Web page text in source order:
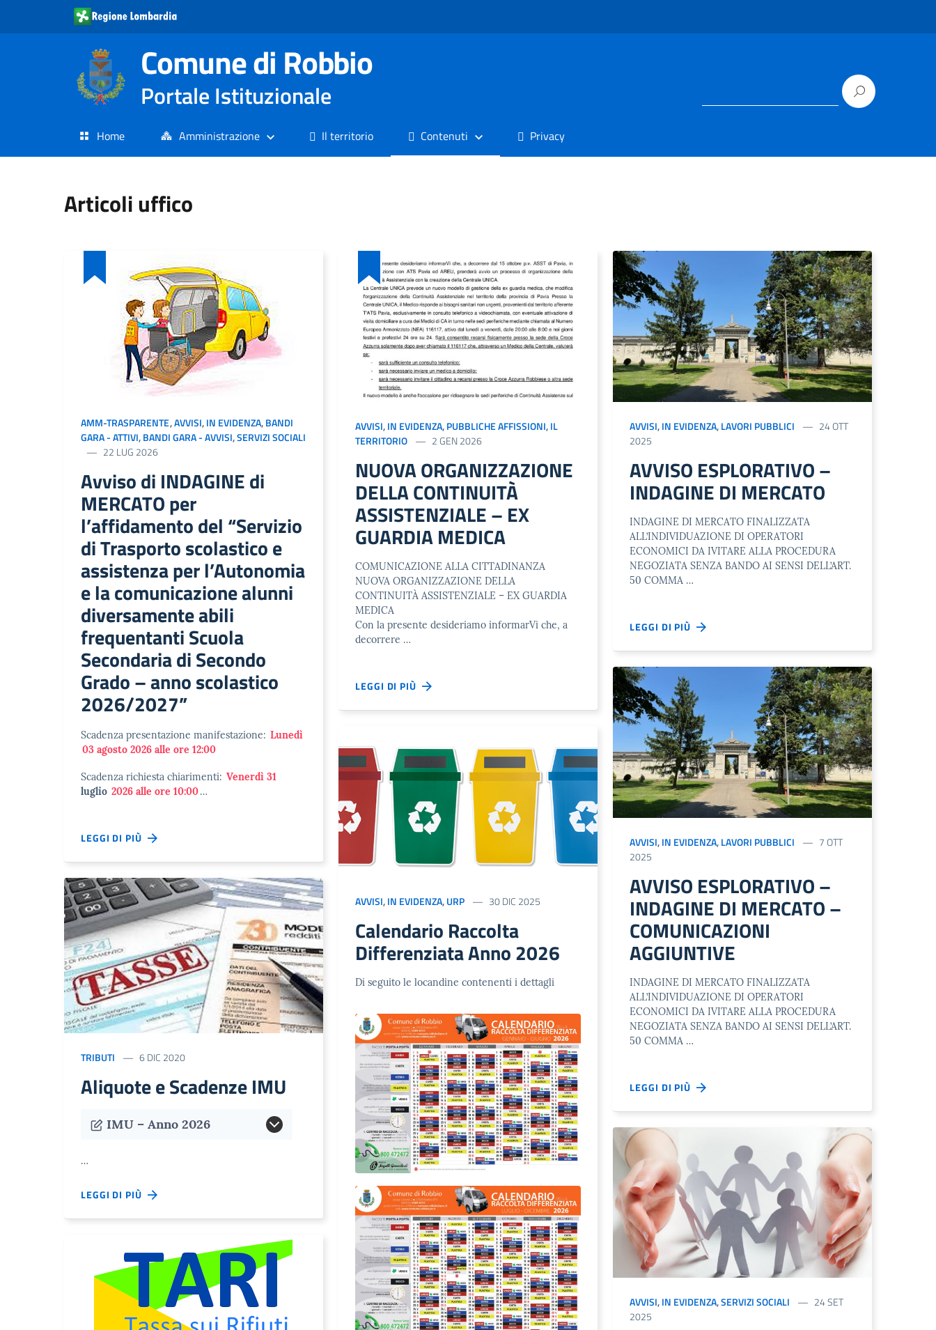
Comune di Robbio
Portale Istituzionale
Home Amministrazione Il territorio Contenuti Privacy
Articoli uffico
AMM-TRASPARENTE,AVVISI,IN EVIDENZA,BANDI
GARA - ATTIVI,BANDI GARA - AVVISI,SERVIZI SOCIALI
22 LUG 2026
Avviso di INDAGINE di
MERCATO per
l’affidamento del “Servizio
di Trasporto scolastico e
assistenza per l’Autonomia
e la comunicazione alunni
diversamente abili
frequentanti Scuola
Secondaria di Secondo
Grado – anno scolastico
2026/2027”
Scadenza presentazione manifestazione: Lunedì
03 agosto 2026 alle ore 12:00
Scadenza richiesta chiarimenti: Venerdì 31
luglio 2026 alle ore 10:00…
LEGGI DI PIÙ
TRIBUTI 6 DIC 2020
Aliquote e Scadenze IMU
IMU – Anno 2026
…
LEGGI DI PIÙ
AVVISI,IN EVIDENZA,PUBBLICHE AFFISSIONI,IL
TERRITORIO
2 GEN 2026
NUOVA ORGANIZZAZIONE
DELLA CONTINUITÀ
ASSISTENZIALE – EX
GUARDIA MEDICA
COMUNICAZIONE ALLA CITTADINANZA
NUOVA ORGANIZZAZIONE DELLA
CONTINUITÀ ASSISTENZIALE – EX GUARDIA
MEDICA
Con la presente desideriamo informarVi che, a
decorrere …
LEGGI DI PIÙ
AVVISI,IN EVIDENZA,URP 30 DIC 2025
Calendario Raccolta
Differenziata Anno 2026
Di seguito le locandine contenenti i dettagli
AVVISI,IN EVIDENZA,LAVORI PUBBLICI
24 OTT
2025
AVVISO ESPLORATIVO –
INDAGINE DI MERCATO
INDAGINE DI MERCATO FINALIZZATA
ALL’INDIVIDUAZIONE DI OPERATORI
ECONOMICI DA IVITARE ALLA PROCEDURA
NEGOZIATA SENZA BANDO AI SENSI DELL’ART.
50 COMMA …
LEGGI DI PIÙ
AVVISI,IN EVIDENZA,LAVORI PUBBLICI
7 OTT
2025
AVVISO ESPLORATIVO –
INDAGINE DI MERCATO –
COMUNICAZIONI
AGGIUNTIVE
INDAGINE DI MERCATO FINALIZZATA
ALL’INDIVIDUAZIONE DI OPERATORI
ECONOMICI DA IVITARE ALLA PROCEDURA
NEGOZIATA SENZA BANDO AI SENSI DELL’ART.
50 COMMA …
LEGGI DI PIÙ
AVVISI,IN EVIDENZA,SERVIZI SOCIALI
24 SET
2025